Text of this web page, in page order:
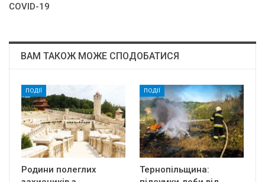
COVID-19
ВАМ ТАКОЖ МОЖЕ СПОДОБАТИСЯ
ПОДІЇ
Родини полеглих
ПОДІЇ
Тернопільщина: